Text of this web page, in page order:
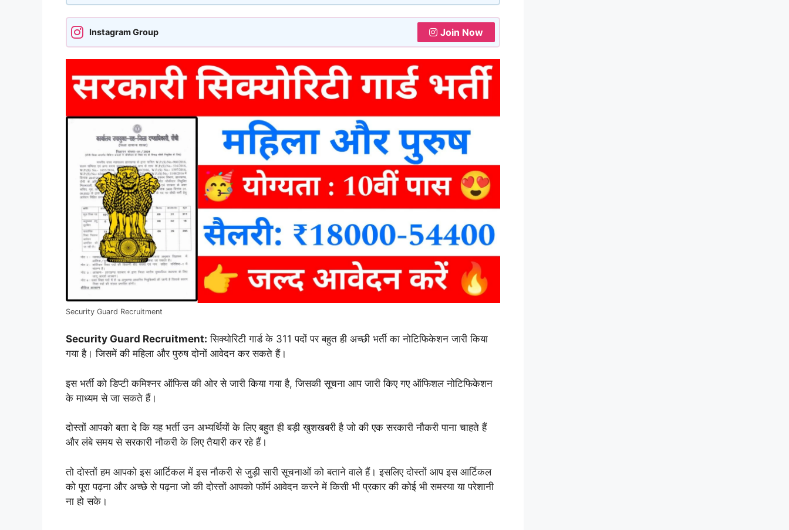
Instagram Group Join Now
Security Guard Recruitment
Security Guard Recruitment: सिक्योरिटी गार्ड के 311 पदों पर बहुत ही अच्छी भर्ती का नोटिफिकेशन जारी किया
गया है। जिसमें की महिला और पुरुष दोनों आवेदन कर सकते हैं।
इस भर्ती को डिप्टी कमिश्नर ऑफिस की ओर से जारी किया गया है, जिसकी सूचना आप जारी किए गए ऑफिशल नोटिफिकेशन
के माध्यम से जा सकते हैं।
दोस्तों आपको बता दे कि यह भर्ती उन अभ्यर्थियों के लिए बहुत ही बड़ी खुशखबरी है जो की एक सरकारी नौकरी पाना चाहते हैं
और लंबे समय से सरकारी नौकरी के लिए तैयारी कर रहे हैं।
तो दोस्तों हम आपको इस आर्टिकल में इस नौकरी से जुड़ी सारी सूचनाओं को बताने वाले हैं। इसलिए दोस्तों आप इस आर्टिकल
को पूरा पढ़ना और अच्छे से पढ़ना जो की दोस्तों आपको फॉर्म आवेदन करने में किसी भी प्रकार की कोई भी समस्या या परेशानी
ना हो सके।